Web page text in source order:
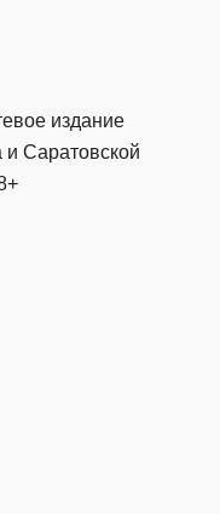
издание
Саратовской